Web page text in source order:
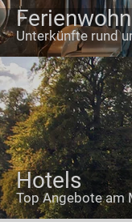
Unterkünfte rund
Hotels
Top Angebote am